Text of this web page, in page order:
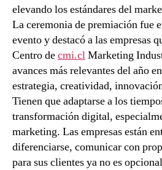
elevando los estándares del
La ceremonia de premiación fue
evento y destacó a las empresas
Centro decmi.clMarketing
avances más relevantes del año
estrategia, creatividad,
Tienen que adaptarse a los
transformación digital,
marketing. Las empresas están
diferenciarse, comunicar con
para sus clientes ya no es